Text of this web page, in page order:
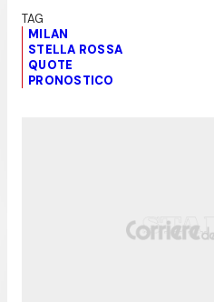
MILAN
STELLA ROSSA
QUOTE
PRONOSTICO